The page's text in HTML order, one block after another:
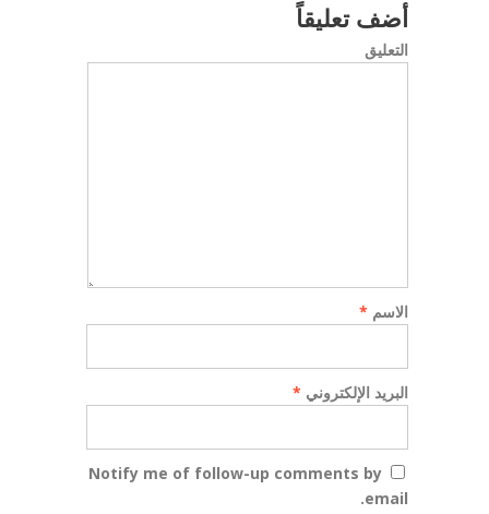
أضف تعليقاً
التعليق
الاسم *
البريد الإلكتروني *
Notify me of follow-up comments by
email.